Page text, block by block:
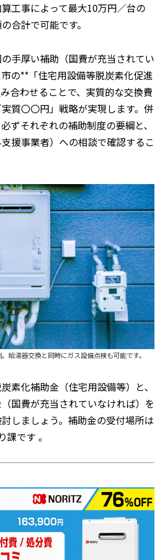
工事によって最大10万円／台の
合計で可能です。
手厚い補助（国費が充当されてい
の**「住宅用設備等脱炭素化促進
合わせることで、実質的な交換費
質〇〇円」戦略が実現します。併
ずそれぞれの補助制度の要綱と、
援事業者）への相談で確認するこ
給湯器交換と同時にガス設備点検も可能です。
素化補助金（住宅用設備等）と、
国費が充当されていなければ）を
しましょう。補助金の受付場所は
です 。